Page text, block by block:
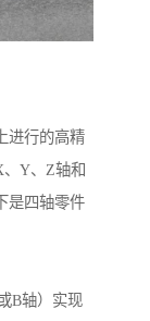
进行的高精
Y、Z轴和
是四轴零件
B轴）实现